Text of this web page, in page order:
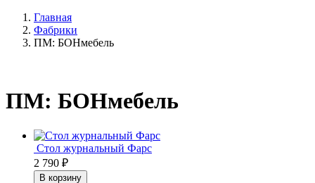
Главная
Фабрики
ПМ: БОНмебель
ПМ: БОНмебель
Стол журнальный Фарс
2 790 ₽